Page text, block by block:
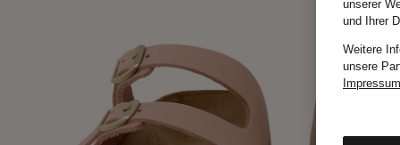
unserer
und Ihrer
Weitere
unsere
Impressum